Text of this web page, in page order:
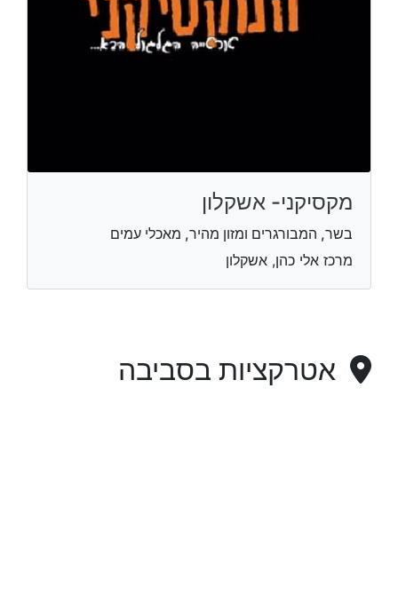
מקסיקני- אשקלון
בשר, המבורגרים ומזון מהיר, מאכלי עמים
מרכז אלי כהן, אשקלון
אטרקציות בסביבה